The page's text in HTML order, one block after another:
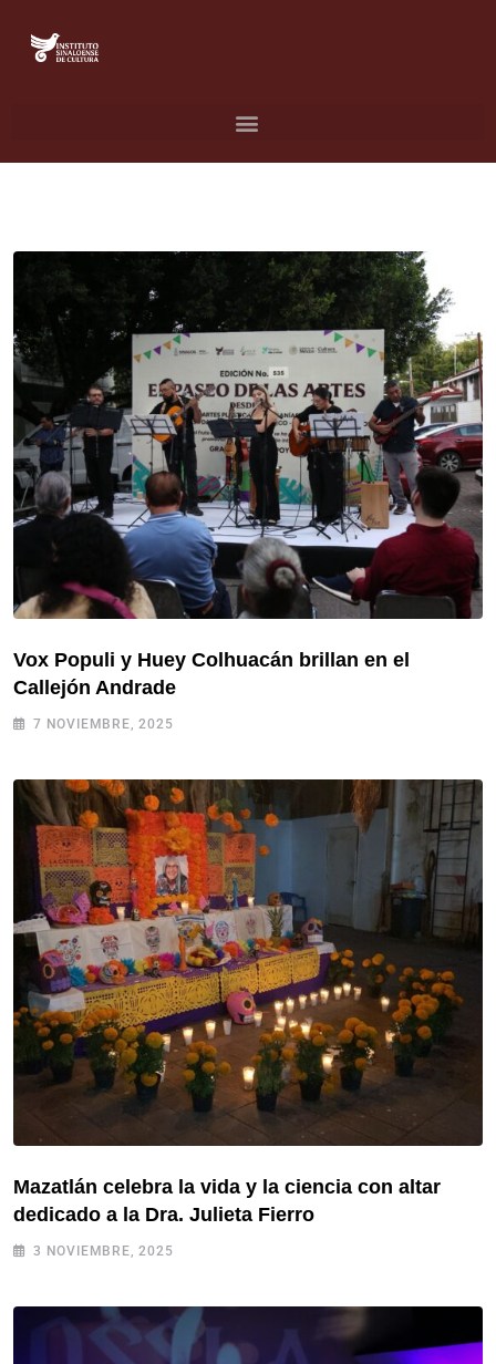
Vox Populi y Huey Colhuacán brillan en el
Callejón Andrade
7 NOVIEMBRE, 2025
Mazatlán celebra la vida y la ciencia con altar
dedicado a la Dra. Julieta Fierro
3 NOVIEMBRE, 2025